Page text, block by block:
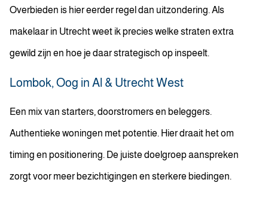
Overbieden is hier eerder regel dan uitzondering. Als
makelaar in Utrecht weet ik precies welke straten extra
gewild zijn en hoe je daar strategisch op inspeelt.
Lombok, Oog in Al & Utrecht West
Een mix van starters, doorstromers en beleggers.
Authentieke woningen met potentie. Hier draait het om
timing en positionering. De juiste doelgroep aanspreken
zorgt voor meer bezichtigingen en sterkere biedingen.